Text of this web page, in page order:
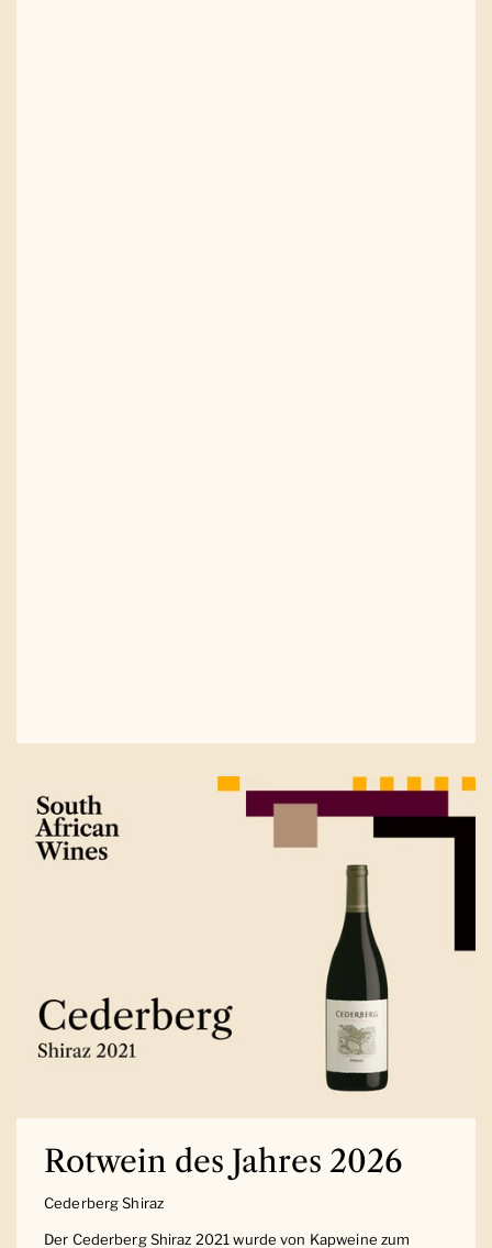
Rotwein des Jahres 2026
Cederberg Shiraz
Der Cederberg Shiraz 2021 wurde von Kapweine zum